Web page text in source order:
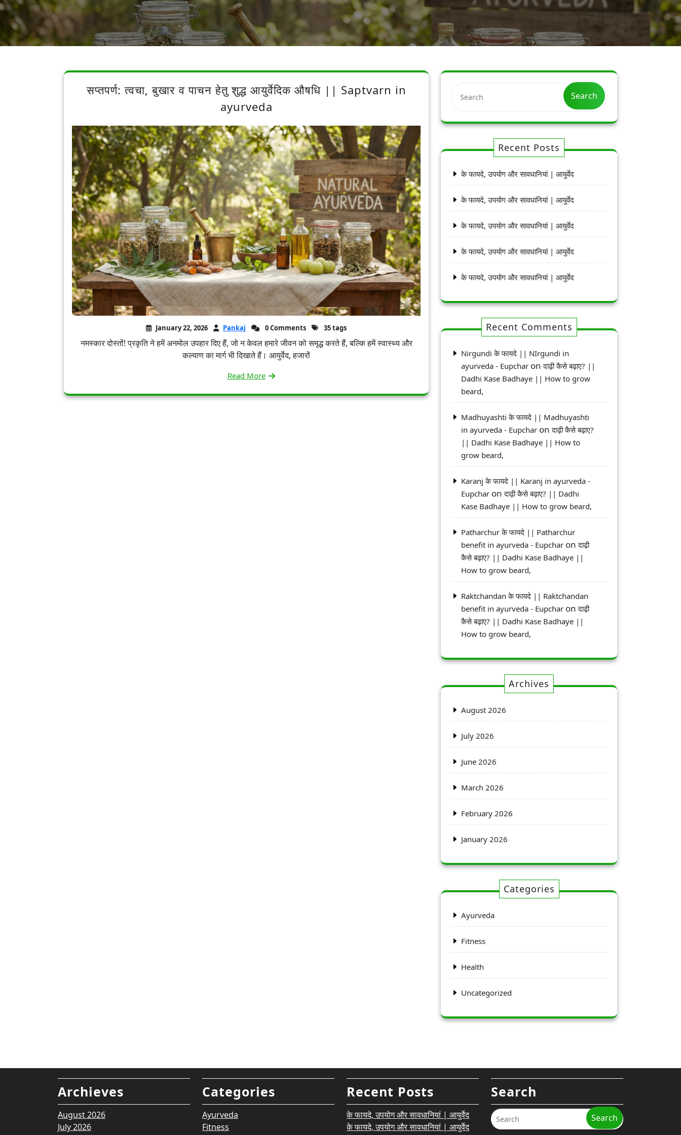
सप्तपर्ण: त्वचा, बुखार व पाचन हेतु शुद्ध आयुर्वेदिक औषधि || Saptvarn in
ayurveda
January 22, 2026 Pankaj 0 Comments 35 tags
नमस्कार दोस्तों! प्रकृति ने हमें अनमोल उपहार दिए हैं, जो न केवल हमारे जीवन को समृद्ध करते हैं, बल्कि हमें स्वास्थ्य और
कल्याण का मार्ग भी दिखाते हैं। आयुर्वेद, हजारों
Read More
Search
Recent Posts
के फायदे, उपयोग और सावधानियां | आयुर्वेद
के फायदे, उपयोग और सावधानियां | आयुर्वेद
के फायदे, उपयोग और सावधानियां | आयुर्वेद
के फायदे, उपयोग और सावधानियां | आयुर्वेद
के फायदे, उपयोग और सावधानियां | आयुर्वेद
Recent Comments
Nirgundi के फायदे || NIrgundi in
ayurveda - Eupchar onदाढ़ी कैसे बढ़ाए? ||
Dadhi Kase Badhaye || How to grow
beard,
Madhuyashti के फायदे || Madhuyashti
in ayurveda - Eupchar onदाढ़ी कैसे बढ़ाए?
|| Dadhi Kase Badhaye || How to
grow beard,
Karanj के फायदे || Karanj in ayurveda -
Eupchar onदाढ़ी कैसे बढ़ाए? || Dadhi
Kase Badhaye || How to grow beard,
Patharchur के फायदे || Patharchur
benefit in ayurveda - Eupchar onदाढ़ी
कैसे बढ़ाए? || Dadhi Kase Badhaye ||
How to grow beard,
Raktchandan के फायदे || Raktchandan
benefit in ayurveda - Eupchar onदाढ़ी
कैसे बढ़ाए? || Dadhi Kase Badhaye ||
How to grow beard,
Archives
August 2026
July 2026
June 2026
March 2026
February 2026
January 2026
Categories
Ayurveda
Fitness
Health
Uncategorized
Archieves
August 2026
July 2026
Categories
Ayurveda
Fitness
Recent Posts
के फायदे, उपयोग और सावधानियां | आयुर्वेद
के फायदे, उपयोग और सावधानियां | आयुर्वेद
Search
Search